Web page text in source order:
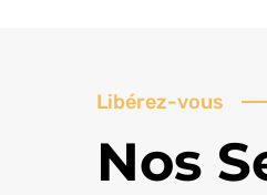
Libérez-vous
Nos